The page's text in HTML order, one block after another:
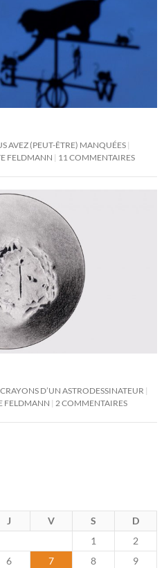
AVEZ (PEUT-ÊTRE) MANQUÉES
FELDMANN 11 COMMENTAIRES
D’UN ASTRODESSINATEUR
FELDMANN 2 COMMENTAIRES
J V S
D
1
2
6 7 8
9